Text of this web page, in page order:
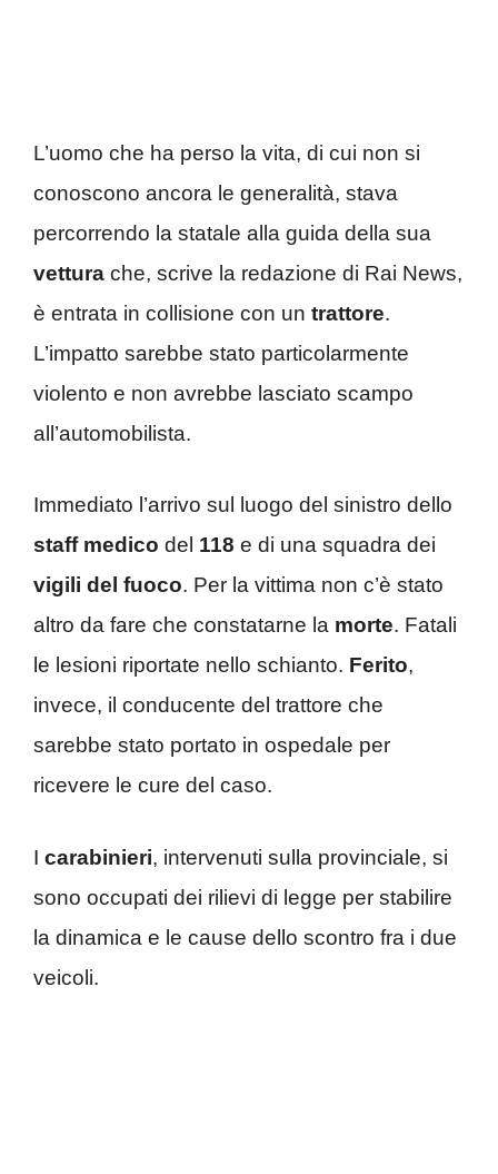
L’uomo che ha perso la vita, di cui non si
conoscono ancora le generalità, stava
percorrendo la statale alla guida della sua
vettura che, scrive la redazione di Rai News,
è entrata in collisione con un trattore.
L’impatto sarebbe stato particolarmente
violento e non avrebbe lasciato scampo
all’automobilista.
Immediato l’arrivo sul luogo del sinistro dello
staff medico del 118 e di una squadra dei
vigili del fuoco. Per la vittima non c’è stato
altro da fare che constatarne la morte. Fatali
le lesioni riportate nello schianto. Ferito,
invece, il conducente del trattore che
sarebbe stato portato in ospedale per
ricevere le cure del caso.
I carabinieri, intervenuti sulla provinciale, si
sono occupati dei rilievi di legge per stabilire
la dinamica e le cause dello scontro fra i due
veicoli.